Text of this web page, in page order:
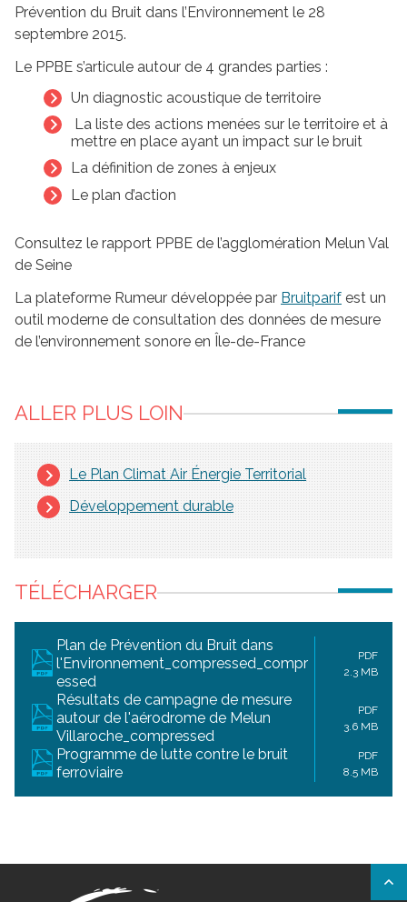
Prévention du Bruit dans l’Environnement le 28
septembre 2015.
Le PPBE s’articule autour de 4 grandes parties :
Un diagnostic acoustique de territoire
La liste des actions menées sur le territoire et à
mettre en place ayant un impact sur le bruit
La définition de zones à enjeux
Le plan d’action
Consultez le rapport PPBE de l’agglomération Melun Val
de Seine
La plateforme Rumeur développée par Bruitparif est un
outil moderne de consultation des données de mesure
de l’environnement sonore en Île-de-France
ALLER PLUS LOIN
Le Plan Climat Air Énergie Territorial
Développementdurable
TÉLÉCHARGER
Plan de Prévention du Bruit dans
l'Environnement_compressed_compr
essed
PDF
2.3 MB
Résultats de campagne de mesure
autour de l'aérodrome de Melun
Villaroche_compressed
PDF
3.6 MB
Programme de lutte contre le bruit
ferroviaire
PDF
8.5 MB